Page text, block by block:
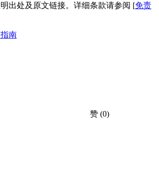
出处及原文链接。详细条款请参阅 [免责
南
赞 (0)